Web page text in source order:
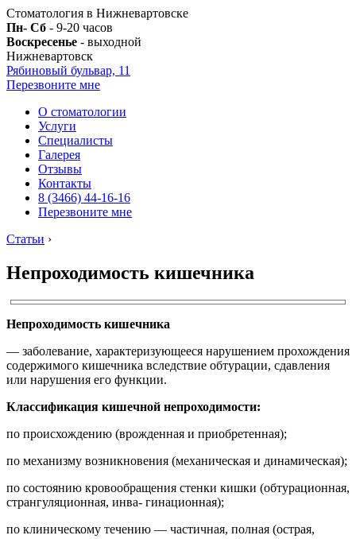
Стоматология в Нижневартовске
Пн- Сб - 9-20 часов
Воскресенье - выходной
Нижневартовск
Рябиновый бульвар, 11
Перезвоните мне
О стоматологии
Услуги
Специалисты
Галерея
Отзывы
Контакты
8 (3466) 44-16-16
Перезвоните мне
Статьи ›
Непроходимость кишечника
Непроходимость кишечника
— заболевание, характеризующееся нарушением прохождения
содержимого кишечника вследствие обтурации, сдавления
или нарушения его функции.
Классификация кишечной непроходимости:
по происхождению (врожденная и приобретенная);
по механизму возникновения (механическая и динамическая);
по состоянию кровообращения стенки кишки (обтурационная,
странгуляционная, инва- гинационная);
по клиническому течению — частичная, полная (острая,